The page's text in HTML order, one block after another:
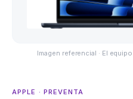
Imagen referencial · El
APPLE · PREVENTA